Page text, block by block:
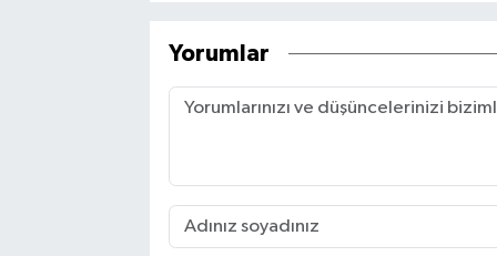
Yorumlar